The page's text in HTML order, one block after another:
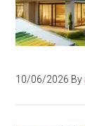
10/06/2026 By